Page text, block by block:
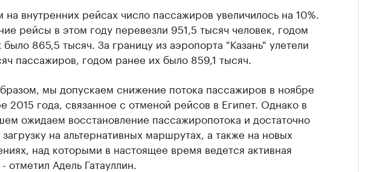
внутренних рейсах число пассажиров увеличилось на 10%.
рейсы в этом году перевезли 951,5 тысяч человек, годом
865,5 тысяч. За границу из аэропорта "Казань" улетели
пассажиров, годом ранее их было 859,1 тысяч.
мы допускаем снижение потока пассажиров в ноябре
2015 года, связанное с отменой рейсов в Египет. Однако в
ожидаем восстановление пассажиропотока и достаточно
на альтернативных маршрутах, а также на новых
над которыми в настоящее время ведется активная
отметил Адель Гатауллин.